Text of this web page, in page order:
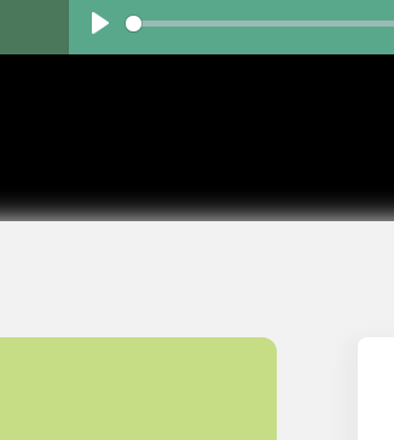
Play